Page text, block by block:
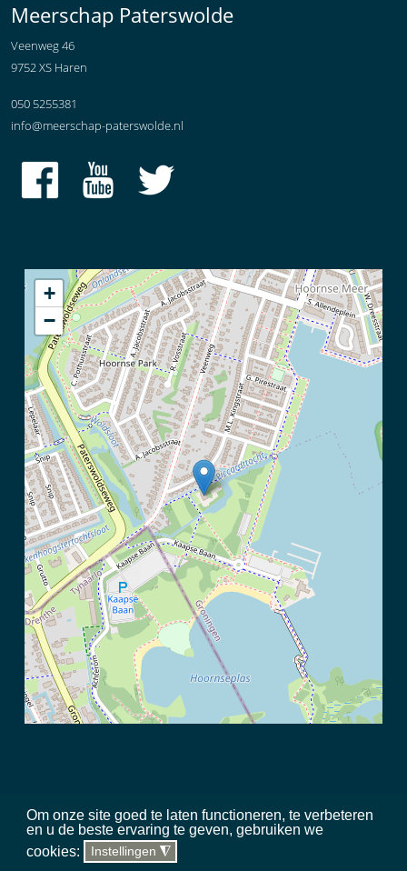
Om onze site goed te laten functioneren, te verbeteren
en u de beste ervaring te geven, gebruiken we
cookies:
Instellingen ◮
Meerschap Paterswolde
Veenweg 46
9752 XS Haren
050 5255381
info@meerschap-paterswolde.nl
+
−
2026 Meerschap Paterswolde |privacy disclaimer|regels in het
gebied|sitemap|team|toegankelijkheid